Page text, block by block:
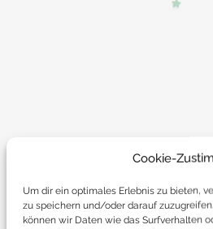
Cookie-
Um dir ein optimales Erlebnis zu bieten,
zu speichern und/oder darauf
können wir Daten wie das Surfverhalten